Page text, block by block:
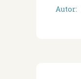
Autor: